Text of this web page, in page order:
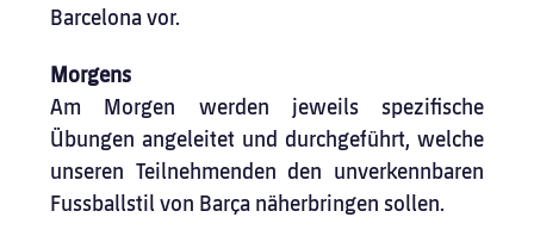
Barcelona vor.
Morgens
Am Morgen werden jeweils spezifische
Übungen angeleitet und durchgeführt, welche
unseren Teilnehmenden den unverkennbaren
Fussballstil von Barça näherbringen sollen.